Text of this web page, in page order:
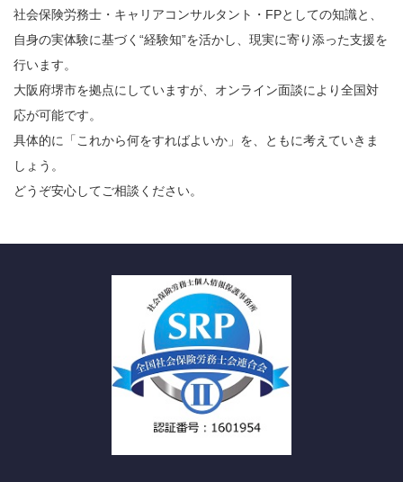
社会保険労務士・キャリアコンサルタント・FPとしての知識と、
自身の実体験に基づく“経験知”を活かし、現実に寄り添った支援を
行います。
大阪府堺市を拠点にしていますが、オンライン面談により全国対
応が可能です。
具体的に「これから何をすればよいか」を、ともに考えていきま
しょう。
どうぞ安心してご相談ください。